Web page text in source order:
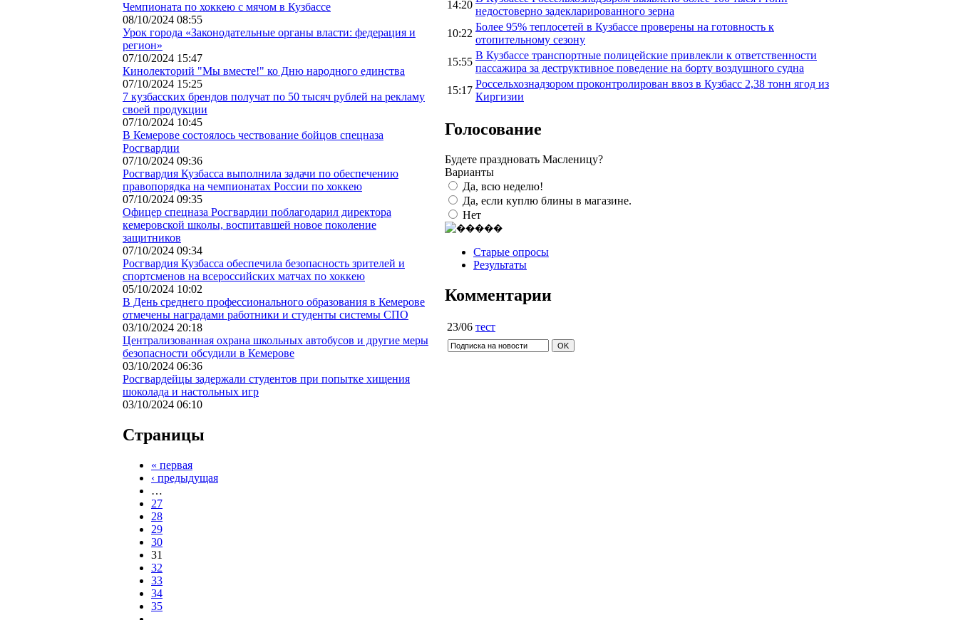
Чемпионата по хоккею с мячом в Кузбассе
08/10/2024 08:55
Урок города «Законодательные органы власти: федерация и
регион»
07/10/2024 15:47
Кинолекторий "Мы вместе!" ко Дню народного единства
07/10/2024 15:25
7 кузбасских брендов получат по 50 тысяч рублей на рекламу
своей продукции
07/10/2024 10:45
В Кемерове состоялось чествование бойцов спецназа
Росгвардии
07/10/2024 09:36
Росгвардия Кузбасса выполнила задачи по обеспечению
правопорядка на чемпионатах России по хоккею
07/10/2024 09:35
Офицер спецназа Росгвардии поблагодарил директора
кемеровской школы, воспитавшей новое поколение
защитников
07/10/2024 09:34
Росгвардия Кузбасса обеспечила безопасность зрителей и
спортсменов на всероссийских матчах по хоккею
05/10/2024 10:02
В День среднего профессионального образования в Кемерове
отмечены наградами работники и студенты системы СПО
03/10/2024 20:18
Централизованная охрана школьных автобусов и другие меры
безопасности обсудили в Кемерове
03/10/2024 06:36
Росгвардейцы задержали студентов при попытке хищения
шоколада и настольных игр
03/10/2024 06:10
Страницы
« первая
‹ предыдущая
…
27
28
29
30
31
32
33
34
35
14:20
недостоверно задекларированного зерна
10:22
Более 95% теплосетей в Кузбассе проверены на готовность к
отопительному сезону
15:55
В Кузбассе транспортные полицейские привлекли к ответственности
пассажира за деструктивное поведение на борту воздушного судна
15:17
Россельхознадзором проконтролирован ввоз в Кузбасс 2,38 тонн ягод из
Киргизии
Голосование
Будете праздновать Масленицу?
Варианты
Да, всю неделю!
Да, если куплю блины в магазине.
Нет
Старые опросы
Результаты
Комментарии
23/06 тест